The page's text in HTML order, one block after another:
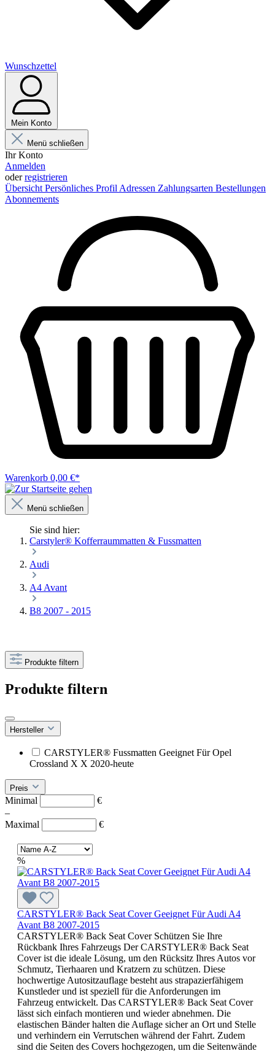
Wunschzettel
Mein Konto
Menü schließen
Ihr Konto
Anmelden
oderregistrieren
Übersicht Persönliches Profil Adressen Zahlungsarten Bestellungen
Abonnements
Warenkorb 0,00 €*
Menü schließen
Sie sind hier:
Carstyler® Kofferraummatten & Fussmatten
Audi
A4 Avant
B8 2007 - 2015
Produkte filtern
Produkte filtern
Hersteller
CARSTYLER® Fussmatten Geeignet Für Opel
Crossland X X 2020-heute
Preis
Minimal
€
–
Maximal
€
%
CARSTYLER® Back Seat Cover Geeignet Für Audi A4
Avant B8 2007-2015
CARSTYLER® Back Seat Cover Schützen Sie Ihre
Rückbank Ihres Fahrzeugs Der CARSTYLER® Back Seat
Cover ist die ideale Lösung, um den Rücksitz Ihres Autos vor
Schmutz, Tierhaaren und Kratzern zu schützen. Diese
hochwertige Autositzauflage besteht aus strapazierfähigem
Kunstleder und ist speziell für die Anforderungen im
Fahrzeug entwickelt. Das CARSTYLER® Back Seat Cover
lässt sich einfach montieren und wieder abnehmen. Die
elastischen Bänder halten die Auflage sicher an Ort und Stelle
und verhindern ein Verrutschen während der Fahrt. Zudem
sind die Seiten des Covers hochgezogen, um die Seitenwände